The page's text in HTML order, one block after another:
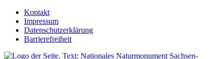
Kontakt
Impressum
Datenschutzerklärung
Barrierefreiheit
Menü